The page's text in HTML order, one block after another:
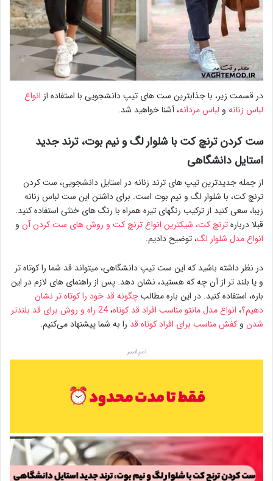
در قسمت زیر، با جذابترین ست های تیپ دانشجویی با استفاده از انواع
لباس زنانه و لباس مردانه، آشنا خواهید شد.
ست کردن ترنچ کت با شلوار لگ و نیم بوت، ترند جدید
استایل دانشگاهی
از جمله جدیدترین تیپ های ترند زنانه در استایل دانشجویی، ست کردن
ترنچ کت، با شلوار لگ و نیم بوت است. برای داشتن این ست لباس زنانه
زیبا، سعی کنید از ترکیب رنگهای تیره همراه با رنگ های خنثی استفاده کنید.
قبلا دربارهترنچ کت، شیکترین انواع ترنچ کت و روش های ست کردن آن و
انواع مدل شلوار لگ، توضیح دادیم.
در نظر داشته باشید که این ست تیپ دانشگاهی، میتواند قد شما را کوتاه تر
و یا بلند تر از آن چه که هستید، نشان دهد. پس از راهنمای های لازم در این
باره، استفاده کنید. در این باره مطالبچگونه قد خود را کوتاه تر نشان
دهیم؟، انواع مدل مانتو مناسب افراد قد کوتاه،
24 راه و روش برای قد بلندتر
شدن و کفش مناسب برای افراد کوتاه قد را به شما پیشنهاد می‌کنیم.
اسپانسر